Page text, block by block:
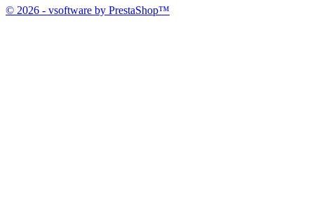
© 2026 - vsoftware by PrestaShop™